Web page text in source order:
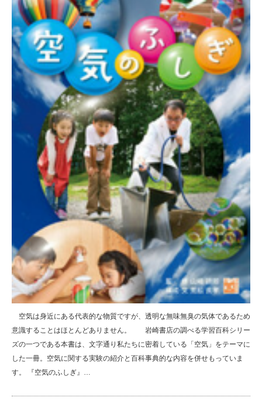
空気は身近にある代表的な物質ですが、透明な無味無臭の気体であるため
意識することはほとんどありません。 岩崎書店の調べる学習百科シリー
ズの一つである本書は、文字通り私たちに密着している「空気」をテーマに
した一冊。空気に関する実験の紹介と百科事典的な内容を併せもっていま
す。 『空気のふしぎ』…